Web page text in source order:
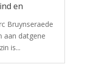
en
Bruynseraede
aan datgene
is...